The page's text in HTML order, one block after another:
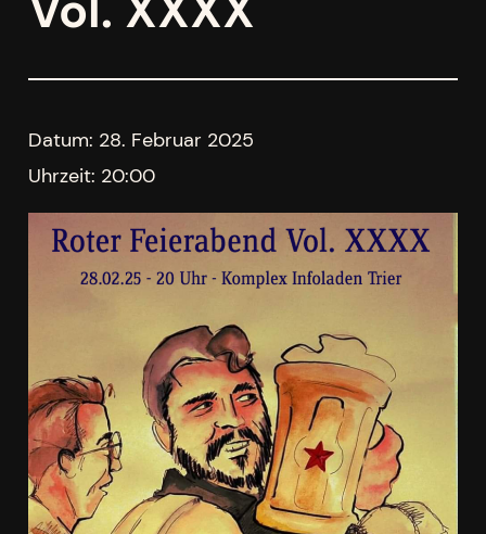
Datum: 28. Februar 2025
Uhrzeit: 20:00